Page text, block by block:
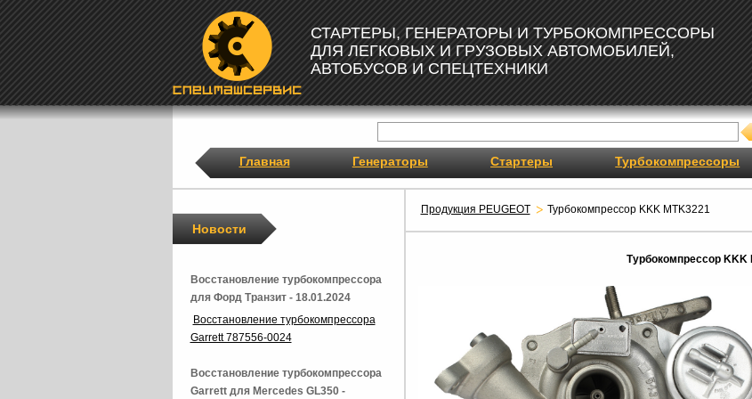
СТАРТЕРЫ, ГЕНЕРАТОРЫ И ТУРБОКОМПРЕССОРЫ
ДЛЯ ЛЕГКОВЫХ И ГРУЗОВЫХ АВТОМОБИЛЕЙ,
АВТОБУСОВ И СПЕЦТЕХНИКИ
Главная Генераторы Стартеры Турбокомпрессоры
Продукция PEUGEOT Турбокомпрессор KKK MTK3221
Турбокомпрессор KKK
Новости
Восстановление турбокомпрессора
для Форд Транзит - 18.01.2024
Восстановление турбокомпрессора
Garrett 787556-0024
Восстановление турбокомпрессора
Garrett для Mercedes GL350 -